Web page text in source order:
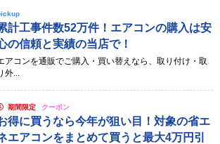
計工事件数52万件！エアコンの購入は安
の信頼と実績の当店で！
アコンを通販でご購入・買い替えなら、取り付け・取
外...
期間限定 クーポン
得に買うなら今年が狙い目！対象の省エ
エアコンをまとめて買うと最大4万円引